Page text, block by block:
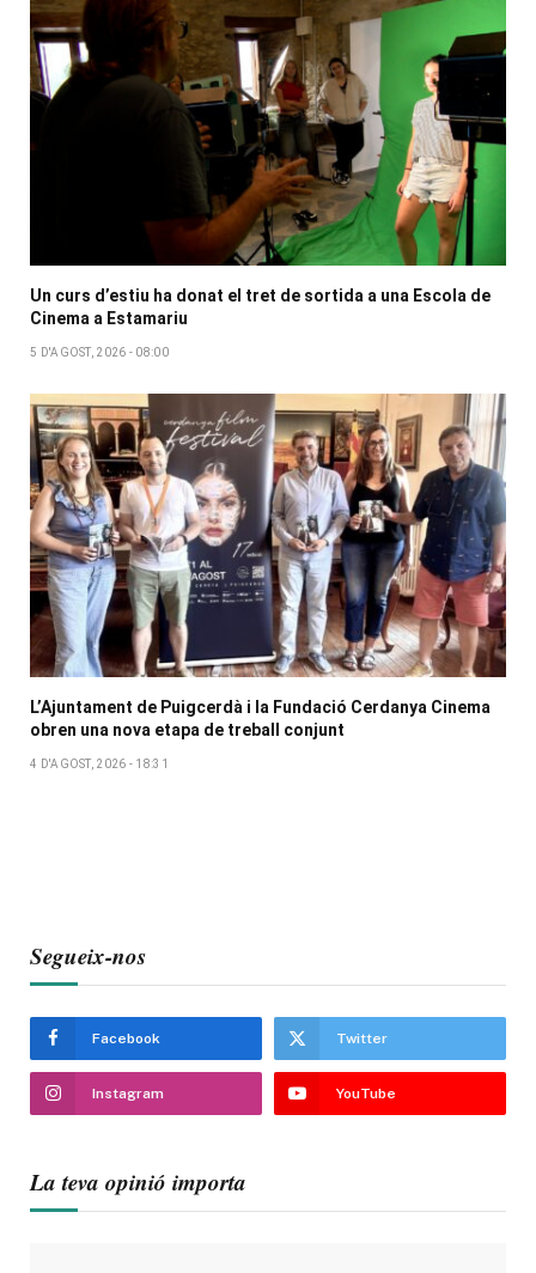
Un curs d’estiu ha donat el tret de sortida a una Escola de
Cinema a Estamariu
5 D'AGOST, 2026 - 08:00
L’Ajuntament de Puigcerdà i la Fundació Cerdanya Cinema
obren una nova etapa de treball conjunt
4 D'AGOST, 2026 - 18:31
Segueix-nos
Facebook Twitter
Instagram YouTube
La teva opinió importa